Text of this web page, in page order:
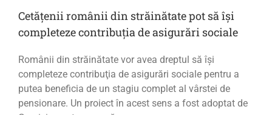
Cetățenii românii din străinătate pot să îşi
completeze contribuţia de asigurări sociale
Românii din străinătate vor avea dreptul să îşi
completeze contribuţia de asigurări sociale pentru a
putea beneficia de un stagiu complet al vârstei de
pensionare. Un proiect în acest sens a fost adoptat de